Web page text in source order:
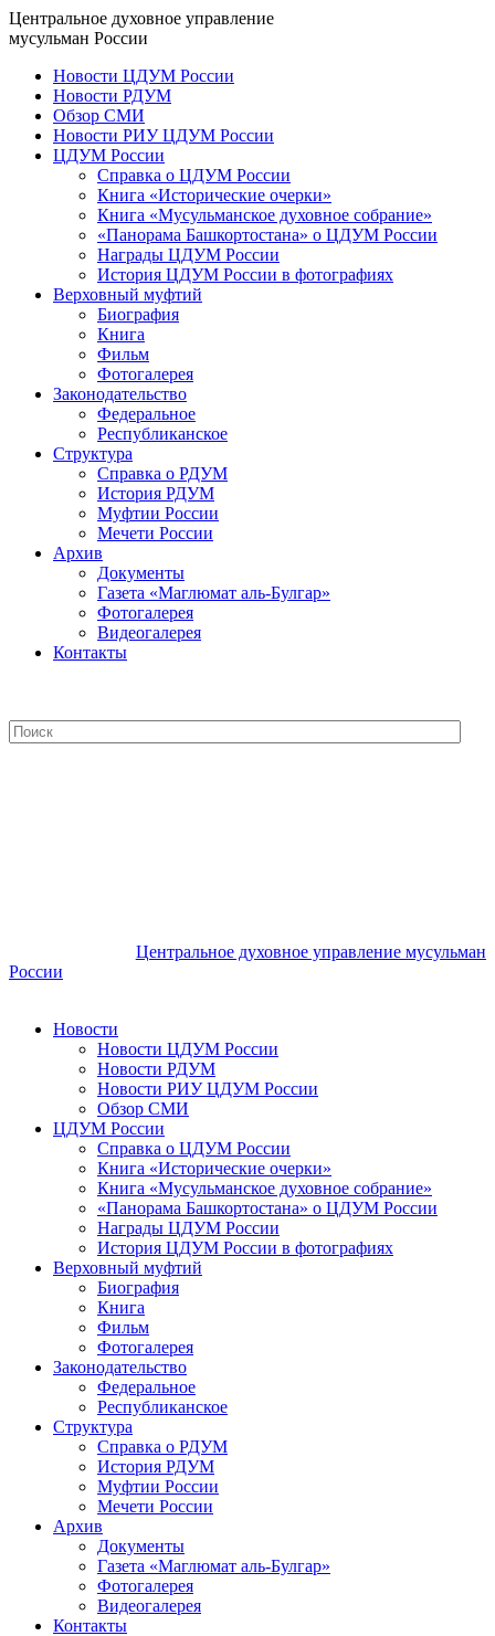
Центральное духовное управление
мусульман России
Новости ЦДУМ России
Новости РДУМ
Обзор СМИ
Новости РИУ ЦДУМ России
ЦДУМ России
Справка о ЦДУМ России
Книга «Исторические очерки»
Книга «Мусульманское духовное собрание»
«Панорама Башкортостана» о ЦДУМ России
Награды ЦДУМ России
История ЦДУМ России в фотографиях
Верховный муфтий
Биография
Книга
Фильм
Фотогалерея
Законодательство
Федеральное
Республиканское
Структура
Справка о РДУМ
История РДУМ
Муфтии России
Мечети России
Архив
Документы
Газета «Маглюмат аль-Булгар»
Фотогалерея
Видеогалерея
Контакты
Центральное духовное управление мусульман
России
Новости
Новости ЦДУМ России
Новости РДУМ
Новости РИУ ЦДУМ России
Обзор СМИ
ЦДУМ России
Справка о ЦДУМ России
Книга «Исторические очерки»
Книга «Мусульманское духовное собрание»
«Панорама Башкортостана» о ЦДУМ России
Награды ЦДУМ России
История ЦДУМ России в фотографиях
Верховный муфтий
Биография
Книга
Фильм
Фотогалерея
Законодательство
Федеральное
Республиканское
Структура
Справка о РДУМ
История РДУМ
Муфтии России
Мечети России
Архив
Документы
Газета «Маглюмат аль-Булгар»
Фотогалерея
Видеогалерея
Контакты